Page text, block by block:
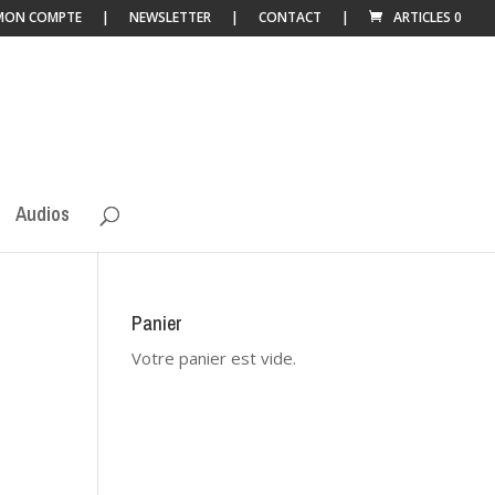
COMPTE NEWSLETTER CONTACT ARTICLES 0
Audios
Panier
Votre panier est vide.